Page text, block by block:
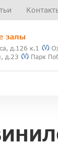
залы
д.126 к.1
д.23
Парк